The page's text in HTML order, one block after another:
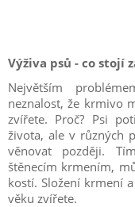
Výživa psů - co stojí
Největším
neznalost, že krmivo
zvířete. Proč? Psi
života, ale v různých
věnovat později.
štěnecím krmením,
kostí. Složení krmení
věku zvířete.